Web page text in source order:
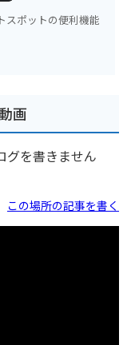
スポットの便利機能
画
グを書きません
この場所の記事を書く